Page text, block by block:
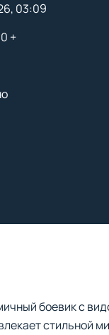
03:09
+
с Android,
указываем минимальные
боевик с
стильной